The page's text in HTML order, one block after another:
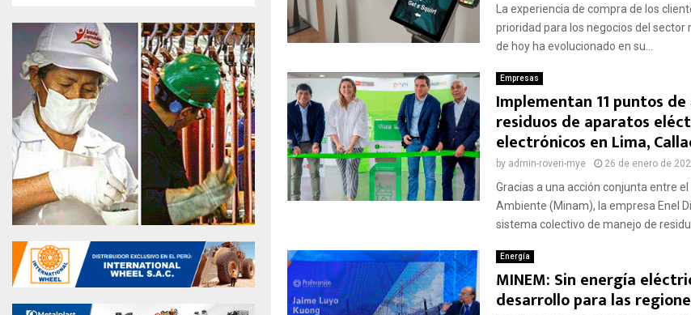
La experiencia de compra de los
prioridad para los negocios del sector
de hoy ha evolucionado en su...
Empresas
Implementan 11 puntos
residuos de aparatos
electrónicos en Lima,
by admin-roveri-mye 26 de enero de
Gracias a una acción conjunta entre el
Ambiente (Minam), la empresa Enel
sistema colectivo de manejo de
Energía
MINEM: Sin energía
desarrollo para las